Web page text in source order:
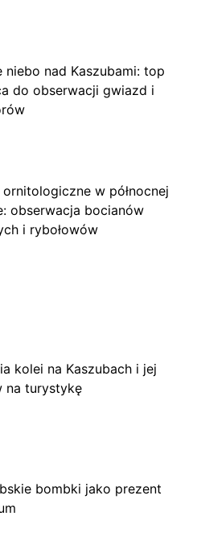
niebo nad Kaszubami: top
do obserwacji gwiazd i
ornitologiczne w północnej
obserwacja bocianów
i rybołowów
kolei na Kaszubach i jej
na turystykę
bombki jako prezent